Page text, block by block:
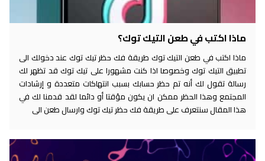
ماذا اكتب في طعن التيك توك؟
ماذا اكتب في طعن التيك توك طريقة فك حظر تيك توك عند دخولك الى
تطبيق التيك توك وخصوصا اذا كنت مشهورا على تيك توك قد تظهر لك
رسالة تقول لك أنه تم حظر حسابك بسبب انتهاكات متعددة و إرشادات
المجتمع وهذا الحظر ممكن ان يكون مؤقتا أو دائما لقد قدمنا لك في
هذا المقال سنتعرف على طريقة فك حظر تيك توك وارسال طعن الى